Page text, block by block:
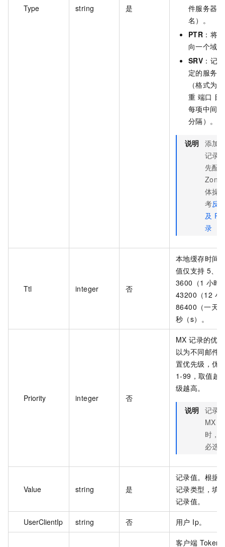
Type string 是
件服务器
名）。
PTR ：将
向一个域
SRV ：记
定的服务
（格式为
重 端口 目
每项中间
分隔）。
说明 添加
记录
先配
Zone
体操
考反
及
录
Ttl integer 否
本地缓存时间
值仅支持 5、
3600（1 小时
43200（12 小
86400（一天
秒（s）。
Priority integer 否
MX 记录的优
以为不同邮件
置优先级，优
1-99，取值越
级越高。
说明 记录
MX
时，
必选
Value string 是
记录值。根据
记录类型，填
记录值。
UserClientIp string 否 用户 Ip。
客户端 Token